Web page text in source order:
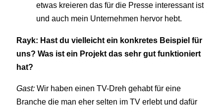
etwas kreieren das für die Presse interessant ist
und auch mein Unternehmen hervor hebt.
Rayk: Hast du vielleicht ein konkretes Beispiel für
uns? Was ist ein Projekt das sehr gut funktioniert
hat?
Gast:Wir haben einen TV-Dreh gehabt für eine
Branche die man eher selten im TV erlebt und dafür